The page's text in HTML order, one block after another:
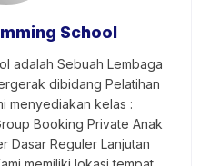
School
adalah Sebuah Lembaga
dibidang Pelatihan
menyediakan kelas :
Booking Private Anak
Dasar Reguler Lanjutan